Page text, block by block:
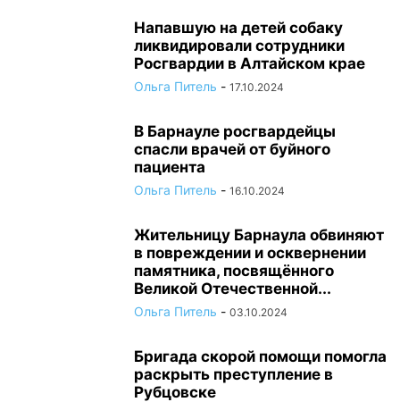
Напавшую на детей собаку
ликвидировали сотрудники
Росгвардии в Алтайском крае
Ольга Питель - 17.10.2024
В Барнауле росгвардейцы
спасли врачей от буйного
пациента
Ольга Питель - 16.10.2024
Жительницу Барнаула обвиняют
в повреждении и осквернении
памятника, посвящённого
Великой Отечественной...
Ольга Питель - 03.10.2024
Бригада скорой помощи помогла
раскрыть преступление в
Рубцовске